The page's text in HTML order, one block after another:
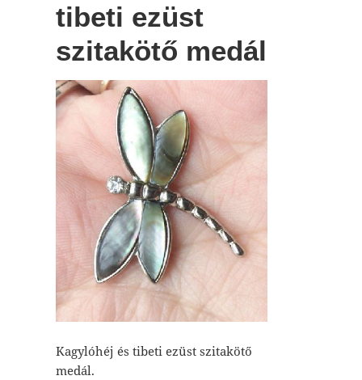
tibeti ezüst
szitakötő medál
Kagylóhéj és tibeti ezüst szitakötő
medál.